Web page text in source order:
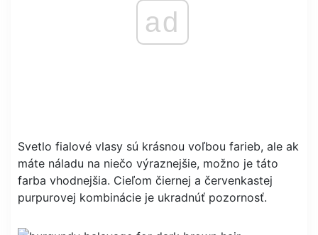
ad
Svetlo fialové vlasy sú krásnou voľbou farieb, ale ak
máte náladu na niečo výraznejšie, možno je táto
farba vhodnejšia. Cieľom čiernej a červenkastej
purpurovej kombinácie je ukradnúť pozornosť.